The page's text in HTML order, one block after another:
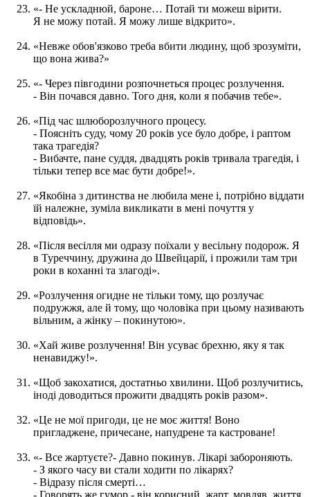
«- Не ускладнюй, бароне… Потай ти можеш вірити.
Я не можу потай. Я можу лише відкрито».
«Невже обов'язково треба вбити людину, щоб зрозуміти,
що вона жива?»
«- Через півгодини розпочнеться процес розлучення.
- Він почався давно. Того дня, коли я побачив тебе».
«Під час шлюборозлучного процесу.
- Поясніть суду, чому 20 років усе було добре, і раптом
така трагедія?
- Вибачте, пане суддя, двадцять років тривала трагедія, і
тільки тепер все має бути добре!».
«Якобіна з дитинства не любила мене і, потрібно віддати
їй належне, зуміла викликати в мені почуття у
відповідь».
«Після весілля ми одразу поїхали у весільну подорож. Я
в Туреччину, дружина до Швейцарії, і прожили там три
роки в коханні та злагоді».
«Розлучення огидне не тільки тому, що розлучає
подружжя, але й тому, що чоловіка при цьому називають
вільним, а жінку – покинутою».
«Хай живе розлучення! Він усуває брехню, яку я так
ненавиджу!».
«Щоб закохатися, достатньо хвилини. Щоб розлучитись,
іноді доводиться прожити двадцять років разом».
«Це не мої пригоди, це не моє життя! Воно
пригладжене, причесане, напудрене та кастроване!
«- Все жартуєте?- Давно покинув. Лікарі забороняють.
- З якого часу ви стали ходити по лікарях?
- Відразу після смерті…
- Говорять же гумор - він корисний, жарт, мовляв, життя